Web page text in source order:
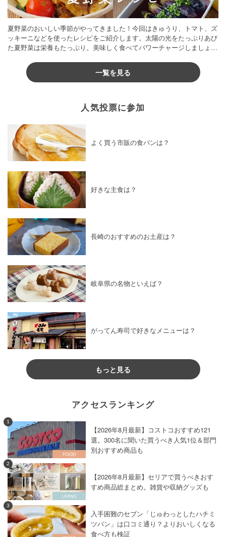
夏野菜のおいしい季節がやってきました！今回はきゅうり、トマト、ズ
ッキーニなどを使ったレシピをご紹介します。太陽の光をたっぷりあび
た夏野菜は栄養もたっぷり。美味しく食べてパワーチャージしましょう
一覧を見る
人気投票に参加
よく買う市販の食パンは？
好きな主食は？
長崎のおすすめのお土産は？
岐阜県の名物といえば？
がってん寿司で好きなメニューは？
もっと見る
アクセスランキング
1
【2026年8月最新】コストコおすすめ121
選。300名に聞いた買うべき人気1位＆部門
別おすすめ商品も
2
【2026年8月最新】セリアで買うべきおす
すめ商品総まとめ。雑貨や収納グッズも
3
入手困難のセブン「じゅわっとしたハチミ
ツパン」は口コミ通り？よりおいしくなる
食べ方も検証